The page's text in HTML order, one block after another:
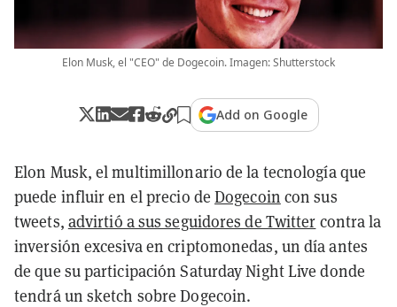
Elon Musk, el "CEO" de Dogecoin. Imagen: Shutterstock
Add on Google
Elon Musk, el multimillonario de la tecnología que
puede influir en el precio deDogecoin con sus
tweets, advirtió a sus seguidores de Twitter contra la
inversión excesiva en criptomonedas, un día antes
de que su participación Saturday Night Live donde
tendrá un sketch sobre Dogecoin.